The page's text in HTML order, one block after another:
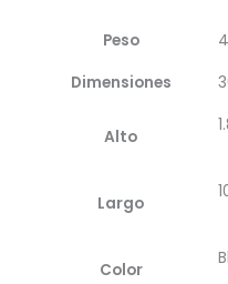
Peso
Dimensiones
Alto
Largo
Color